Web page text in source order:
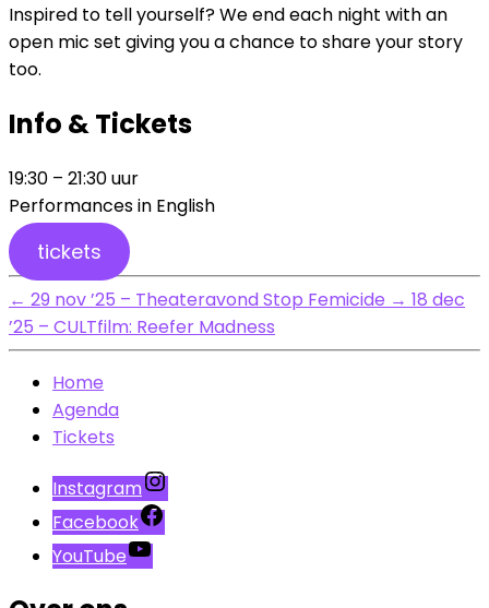
Inspired to tell yourself? We end each night with an
open mic set giving you a chance to share your story
too.
Info & Tickets
19:30 – 21:30 uur
Performances in English
tickets
← 29 nov ’25 – Theateravond Stop Femicide → 18 dec
’25 – CULTfilm: Reefer Madness
Home
Agenda
Tickets
Instagram
Facebook
YouTube